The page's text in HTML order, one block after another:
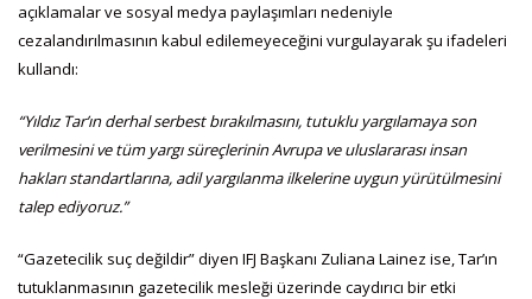
açıklamalar ve sosyal medya paylaşımları nedeniyle
cezalandırılmasının kabul edilemeyeceğini vurgulayarak şu ifadeleri
kullandı:
“Yıldız Tar’ın derhal serbest bırakılmasını, tutuklu yargılamaya son
verilmesini ve tüm yargı süreçlerinin Avrupa ve uluslararası insan
hakları standartlarına, adil yargılanma ilkelerine uygun yürütülmesini
talep ediyoruz.”
“Gazetecilik suç değildir” diyen IFJ Başkanı Zuliana Lainez ise, Tar’ın
tutuklanmasının gazetecilik mesleği üzerinde caydırıcı bir etki